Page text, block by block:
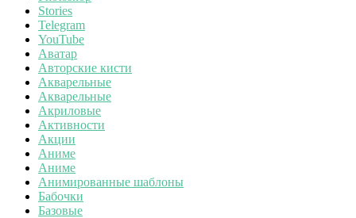
Stories
Telegram
YouTube
Аватар
Авторские кисти
Акварельные
Акварельные
Акриловые
Активности
Акции
Аниме
Аниме
Анимированные шаблоны
Бабочки
Базовые